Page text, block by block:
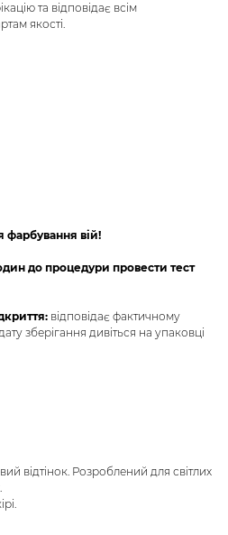
та відповідає всім
якості.
фарбування вій!
до процедури провести тест
відповідає фактичному
зберігання дивіться на упаковці
відтінок. Розроблений для світлих